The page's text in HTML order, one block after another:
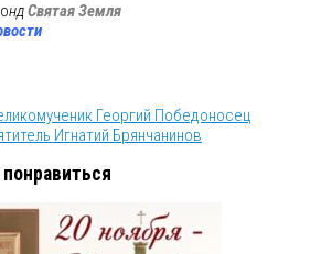
ндСвятая Земля
Георгий Победоносец
Игнатий Брянчанинов